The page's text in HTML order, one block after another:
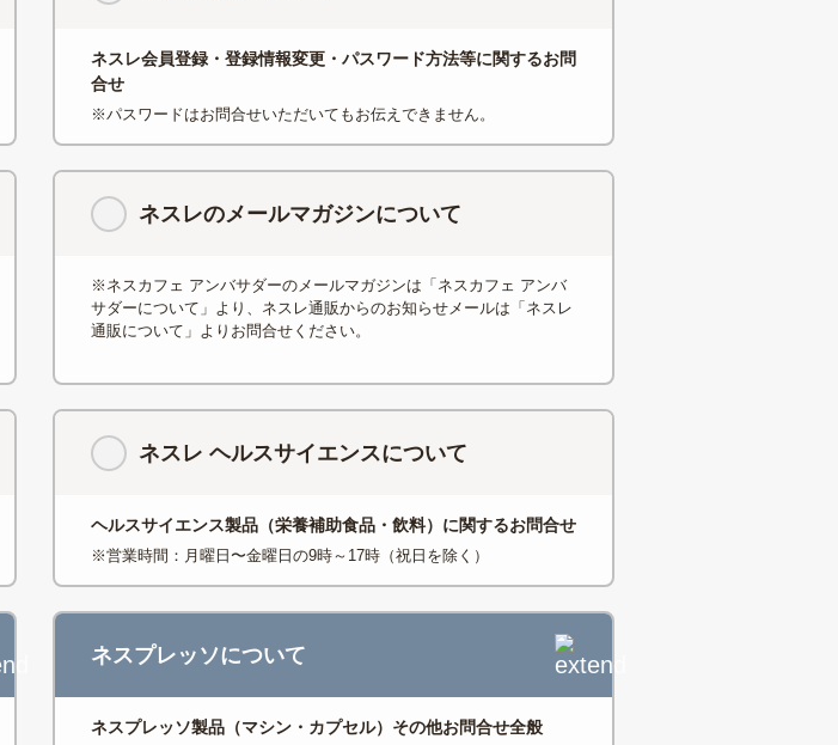
ネスレ会員登録・登録情報変更・パスワード方法等に関するお問
合せ
※パスワードはお問合せいただいてもお伝えできません。
ネスレのメールマガジンについて
※ネスカフェ アンバサダーのメールマガジンは「ネスカフェ アンバ
サダーについて」より、ネスレ通販からのお知らせメールは「ネスレ
通販について」よりお問合せください。
ネスレ ヘルスサイエンスについて
ヘルスサイエンス製品（栄養補助食品・飲料）に関するお問合せ
※営業時間：月曜日〜金曜日の9時～17時（祝日を除く）
ネスプレッソについて
ネスプレッソ製品（マシン・カプセル）その他お問合せ全般